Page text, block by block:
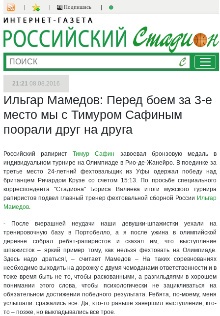
Подпишись
21:21 08.08.2016
Ильгар Мамедов: Перед боем за 3-е
место мы с Тимуром Сафиным
поорали друг на друга
Российский рапиристТимур Сафин
завоевал бронзовую медаль в
индивидуальном турнире на Олимпиаде в Рио-де-Жанейро. В поединке за
третье место 24-летний фехтовальщик из Уфы одержал победу над
британцем Ричардом Крузе со счетом 15:13. По просьбе специального
корреспондента "Стадиона" Бориса Валиева итоги мужского турнира
рапиристов подвел главный тренер фехтовальной сборной России Ильгар
Мамедов.
- После вчерашней неудачи наши девушки-шпажистки уехали на
тренировочную базу в Портобелло, а я после ужина в олимпийской
деревне собрал ребят-рапиристов и сказал им, что выступление
шпажисток – яркий пример тому, как нельзя фехтовать на Олимпиаде.
Здесь надо драться!, – считает Мамедов – На таких соревнованиях
необходимо выходить на дорожку с двумя чемоданами ответственности и в
тоже время быть не то, чтобы раскованными, а разгильдяями в хорошем
понимании этого слова, чтобы психологически не зацикливаться на
обязательном достижении победного результата. Ребята, по-моему, меня
услышали: сражались все. Да, кто-то раньше завершил выступление, кто-
то – позже, но выкладывались все трое.